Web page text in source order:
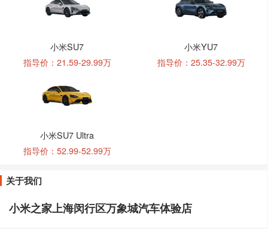
小米SU7
指导价：21.59-29.99万
小米YU7
指导价：25.35-32.99万
小米SU7 Ultra
指导价：52.99-52.99万
关于我们
小米之家上海闵行区万象城汽车体验店